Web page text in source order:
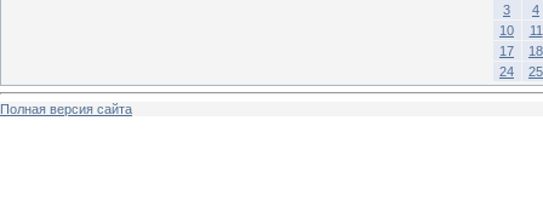
3
4
10
11
17
18
24
25
Полная версия сайта